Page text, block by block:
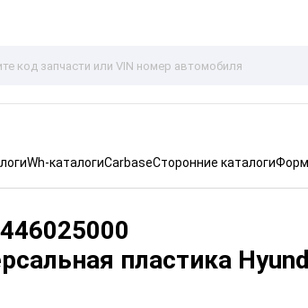
Wh-каталогиCarbaseСторонние каталоги
пластика